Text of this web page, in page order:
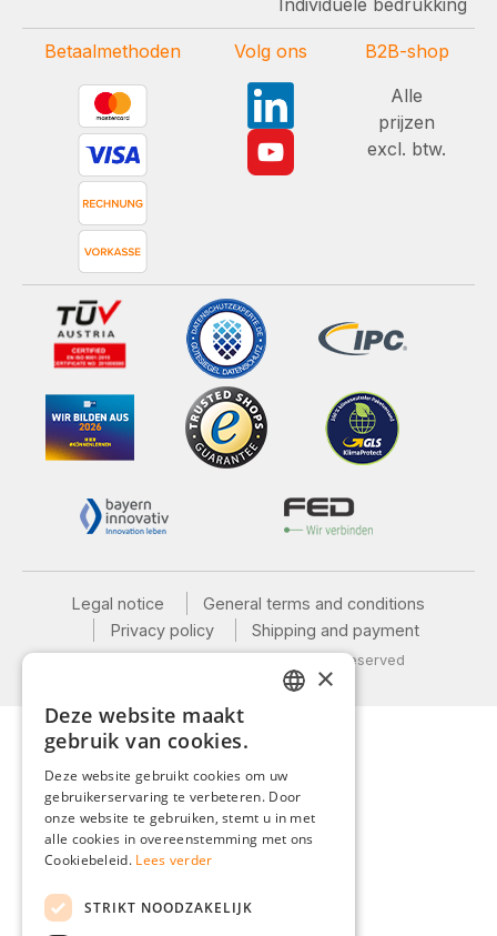
Betaalmethoden Volg ons
B2B-shop
Alle
prijzen
excl. btw.
Legal notice
General terms and conditions
Privacy policy
Shipping and payment
© 2026 Weidinger GmbH, All Rights Reserved
FRENCH
ITALIAN
×
Deze website maakt
gebruik van cookies.
Deze website gebruikt cookies om uw
gebruikerservaring te verbeteren. Door
onze website te gebruiken, stemt u in met
alle cookies in overeenstemming met ons
Cookiebeleid. Lees verder
STRIKT NOODZAKELIJK